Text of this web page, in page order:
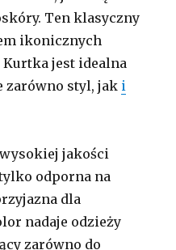
Ten klasyczny
ikonicznych
jest idealna
zarówno styl, jak i
jakości
odporna na
dla
nadaje odzieży
zarówno do